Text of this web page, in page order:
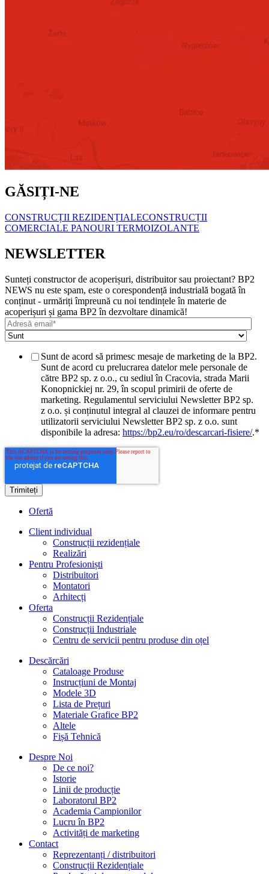
GĂSIȚI-NE
CONSTRUCȚII REZIDENȚIALECONSTRUCȚII
COMERCIALE PANOURI TERMOIZOLANTE
NEWSLETTER
Sunteți constructor de acoperișuri, distribuitor sau proiectant? BP2
NEWS nu este spam, este o corespondență industrială bogată în
conținut - urmăriți împreună cu noi tendințele în materie de
acoperișuri și gama BP2 în dezvoltare dinamică!
Sunt de acord să primesc mesaje de marketing de la BP2.
Sunt de acord cu prelucrarea datelor mele personale de
către BP2 sp. z o.o., cu sediul în Cracovia, strada Marii
Konopnickiej nr. 29, în scopul primirii de oferte de
marketing. Regulamentul serviciului Newsletter BP2 sp.
z o.o. și conținutul integral al clauzei de informare pentru
utilizatorii serviciului Newsletter BP2 sp. z o.o. sunt
disponibile la adresa: https://bp2.eu/ro/descarcari-fisiere/.*
Ofertă
Client individual
Construcții rezidențiale
Realizări
Pentru Profesioniști
Distribuitori
Montatori
Arhitecți
Oferta
Construcții Rezidențiale
Construcții Industriale
Centru de servicii pentru produse din oțel
Descărcări
Cataloage Produse
Instrucțiuni de Montaj
Modele 3D
Lista de Prețuri
Materiale Grafice BP2
Altele
Fișă Tehnică
Despre Noi
De ce noi?
Istorie
Linii de producție
Laboratorul BP2
Academia Campionilor
Lucru în BP2
Activități de marketing
Contact
Reprezentanți / distribuitori
Construcții Rezidențiale